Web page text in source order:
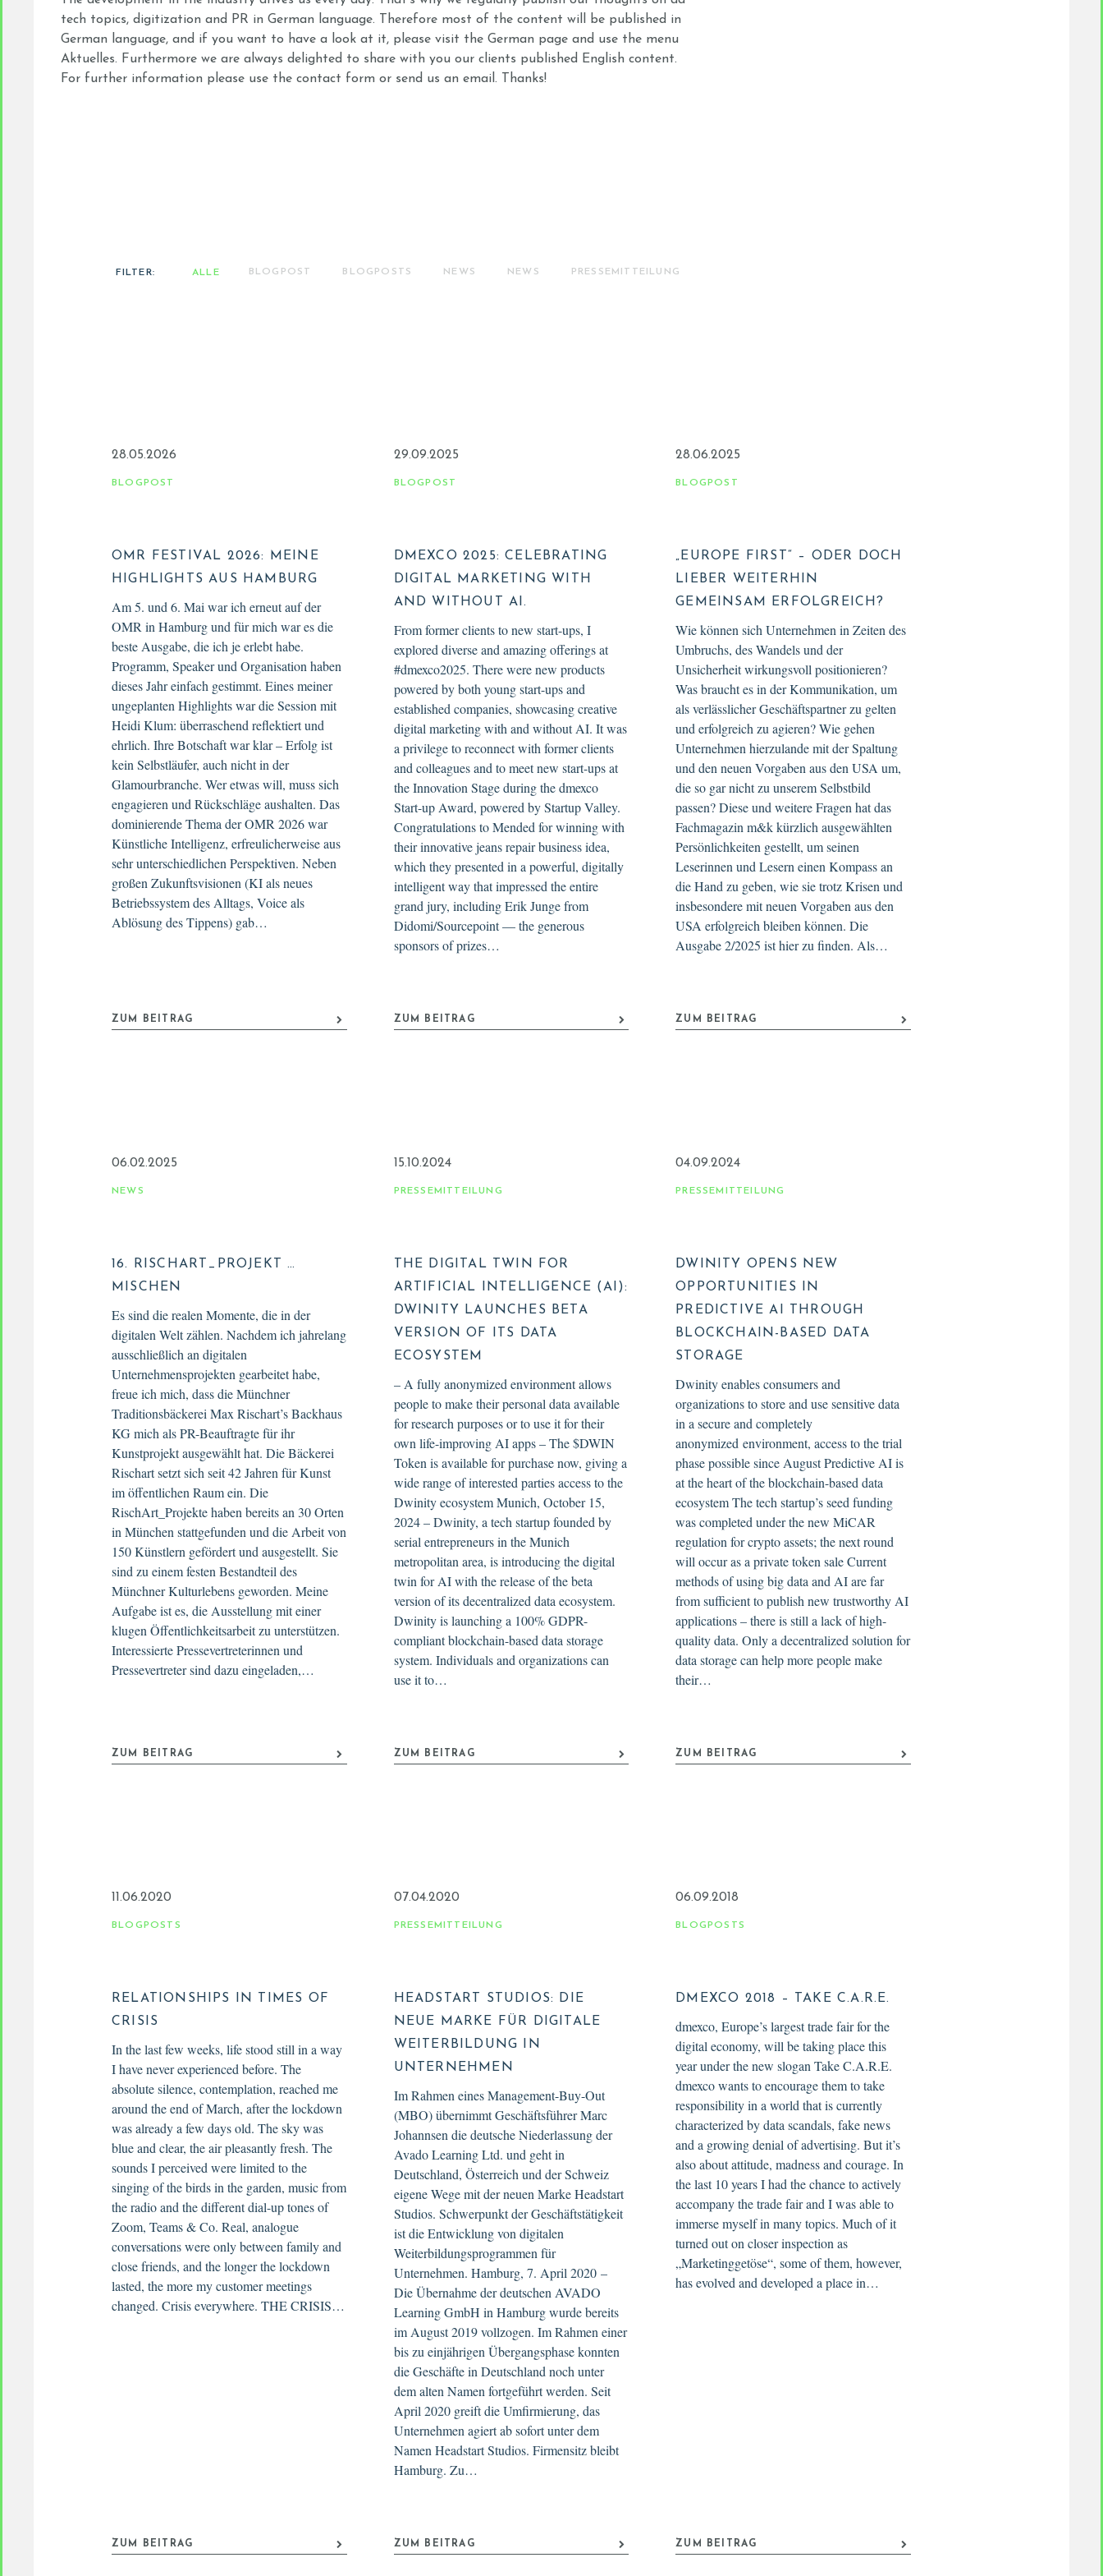
tech topics, digitization and PR in German language. Therefore most of the content will be published in
German language, and if you want to have a look at it, please visit the German page and use the menu
Aktuelles. Furthermore we are always delighted to share with you our clients published English content.
For further information please use the contact form or send us an email. Thanks!
FILTER: ALLE BLOGPOST BLOGPOSTS NEWS NEWS PRESSEMITTEILUNG
28.05.2026
BLOGPOST
OMR FESTIVAL 2026: MEINE
HIGHLIGHTS AUS HAMBURG
Am 5. und 6. Mai war ich erneut auf der
OMR in Hamburg und für mich war es die
beste Ausgabe, die ich je erlebt habe.
Programm, Speaker und Organisation haben
dieses Jahr einfach gestimmt. Eines meiner
ungeplanten Highlights war die Session mit
Heidi Klum: überraschend reflektiert und
ehrlich. Ihre Botschaft war klar – Erfolg ist
kein Selbstläufer, auch nicht in der
Glamourbranche. Wer etwas will, muss sich
engagieren und Rückschläge aushalten. Das
dominierende Thema der OMR 2026 war
Künstliche Intelligenz, erfreulicherweise aus
sehr unterschiedlichen Perspektiven. Neben
großen Zukunftsvisionen (KI als neues
Betriebssystem des Alltags, Voice als
Ablösung des Tippens) gab…
ZUM BEITRAG
29.09.2025
BLOGPOST
DMEXCO 2025: CELEBRATING
DIGITAL MARKETING WITH
AND WITHOUT AI.
From former clients to new start-ups, I
explored diverse and amazing offerings at
#dmexco2025. There were new products
powered by both young start-ups and
established companies, showcasing creative
digital marketing with and without AI. It was
a privilege to reconnect with former clients
and colleagues and to meet new start-ups at
the Innovation Stage during the dmexco
Start-up Award, powered by Startup Valley.
Congratulations to Mended for winning with
their innovative jeans repair business idea,
which they presented in a powerful, digitally
intelligent way that impressed the entire
grand jury, including Erik Junge from
Didomi/Sourcepoint — the generous
sponsors of prizes…
ZUM BEITRAG
28.06.2025
BLOGPOST
„EUROPE FIRST“ – ODER DOCH
LIEBER WEITERHIN
GEMEINSAM ERFOLGREICH?
Wie können sich Unternehmen in Zeiten des
Umbruchs, des Wandels und der
Unsicherheit wirkungsvoll positionieren?
Was braucht es in der Kommunikation, um
als verlässlicher Geschäftspartner zu gelten
und erfolgreich zu agieren? Wie gehen
Unternehmen hierzulande mit der Spaltung
und den neuen Vorgaben aus den USA um,
die so gar nicht zu unserem Selbstbild
passen? Diese und weitere Fragen hat das
Fachmagazin m&k kürzlich ausgewählten
Persönlichkeiten gestellt, um seinen
Leserinnen und Lesern einen Kompass an
die Hand zu geben, wie sie trotz Krisen und
insbesondere mit neuen Vorgaben aus den
USA erfolgreich bleiben können. Die
Ausgabe 2/2025 ist hier zu finden. Als…
ZUM BEITRAG
06.02.2025
NEWS
16. RISCHART_PROJEKT …
MISCHEN
Es sind die realen Momente, die in der
digitalen Welt zählen. Nachdem ich jahrelang
ausschließlich an digitalen
Unternehmensprojekten gearbeitet habe,
freue ich mich, dass die Münchner
Traditionsbäckerei Max Rischart’s Backhaus
KG mich als PR-Beauftragte für ihr
Kunstprojekt ausgewählt hat. Die Bäckerei
Rischart setzt sich seit 42 Jahren für Kunst
im öffentlichen Raum ein. Die
RischArt_Projekte haben bereits an 30 Orten
in München stattgefunden und die Arbeit von
150 Künstlern gefördert und ausgestellt. Sie
sind zu einem festen Bestandteil des
Münchner Kulturlebens geworden. Meine
Aufgabe ist es, die Ausstellung mit einer
klugen Öffentlichkeitsarbeit zu unterstützen.
Interessierte Pressevertreterinnen und
Pressevertreter sind dazu eingeladen,…
ZUM BEITRAG
15.10.2024
PRESSEMITTEILUNG
THE DIGITAL TWIN FOR
ARTIFICIAL INTELLIGENCE (AI):
DWINITY LAUNCHES BETA
VERSION OF ITS DATA
ECOSYSTEM
– A fully anonymized environment allows
people to make their personal data available
for research purposes or to use it for their
own life-improving AI apps – The $DWIN
Token is available for purchase now, giving a
wide range of interested parties access to the
Dwinity ecosystem Munich, October 15,
2024 – Dwinity, a tech startup founded by
serial entrepreneurs in the Munich
metropolitan area, is introducing the digital
twin for AI with the release of the beta
version of its decentralized data ecosystem.
Dwinity is launching a 100% GDPR-
compliant blockchain-based data storage
system. Individuals and organizations can
use it to…
ZUM BEITRAG
04.09.2024
PRESSEMITTEILUNG
DWINITY OPENS NEW
OPPORTUNITIES IN
PREDICTIVE AI THROUGH
BLOCKCHAIN-BASED DATA
STORAGE
Dwinity enables consumers and
organizations to store and use sensitive data
in a secure and completely
anonymized environment, access to the trial
phase possible since August Predictive AI is
at the heart of the blockchain-based data
ecosystem The tech startup’s seed funding
was completed under the new MiCAR
regulation for crypto assets; the next round
will occur as a private token sale Current
methods of using big data and AI are far
from sufficient to publish new trustworthy AI
applications – there is still a lack of high-
quality data. Only a decentralized solution for
data storage can help more people make
their…
ZUM BEITRAG
11.06.2020
BLOGPOSTS
RELATIONSHIPS IN TIMES OF
CRISIS
In the last few weeks, life stood still in a way
I have never experienced before. The
absolute silence, contemplation, reached me
around the end of March, after the lockdown
was already a few days old. The sky was
blue and clear, the air pleasantly fresh. The
sounds I perceived were limited to the
singing of the birds in the garden, music from
the radio and the different dial-up tones of
Zoom, Teams & Co. Real, analogue
conversations were only between family and
close friends, and the longer the lockdown
lasted, the more my customer meetings
changed. Crisis everywhere. THE CRISIS…
ZUM BEITRAG
07.04.2020
PRESSEMITTEILUNG
HEADSTART STUDIOS: DIE
NEUE MARKE FÜR DIGITALE
WEITERBILDUNG IN
UNTERNEHMEN
Im Rahmen eines Management-Buy-Out
(MBO) übernimmt Geschäftsführer Marc
Johannsen die deutsche Niederlassung der
Avado Learning Ltd. und geht in
Deutschland, Österreich und der Schweiz
eigene Wege mit der neuen Marke Headstart
Studios. Schwerpunkt der Geschäftstätigkeit
ist die Entwicklung von digitalen
Weiterbildungsprogrammen für
Unternehmen. Hamburg, 7. April 2020 –
Die Übernahme der deutschen AVADO
Learning GmbH in Hamburg wurde bereits
im August 2019 vollzogen. Im Rahmen einer
bis zu einjährigen Übergangsphase konnten
die Geschäfte in Deutschland noch unter
dem alten Namen fortgeführt werden. Seit
April 2020 greift die Umfirmierung, das
Unternehmen agiert ab sofort unter dem
Namen Headstart Studios. Firmensitz bleibt
Hamburg. Zu…
ZUM BEITRAG
06.09.2018
BLOGPOSTS
DMEXCO 2018 – TAKE C.A.R.E.
dmexco, Europe’s largest trade fair for the
digital economy, will be taking place this
year under the new slogan Take C.A.R.E.
dmexco wants to encourage them to take
responsibility in a world that is currently
characterized by data scandals, fake news
and a growing denial of advertising. But it’s
also about attitude, madness and courage. In
the last 10 years I had the chance to actively
accompany the trade fair and I was able to
immerse myself in many topics. Much of it
turned out on closer inspection as
„Marketinggetöse“, some of them, however,
has evolved and developed a place in…
ZUM BEITRAG